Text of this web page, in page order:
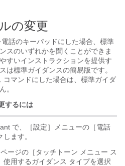
の変更
話のキーパッドにした場合、標準
スのいずれかを聞くことができま
すいインストラクションを提供す
は標準ガイダンスの簡易版です。
コマンドにした場合は、標準ガイダ
。
するには
で、［設定］メニューの［電話
ます。
ージの［タッチトーン メニュー ス
使用するガイダンス タイプを選択